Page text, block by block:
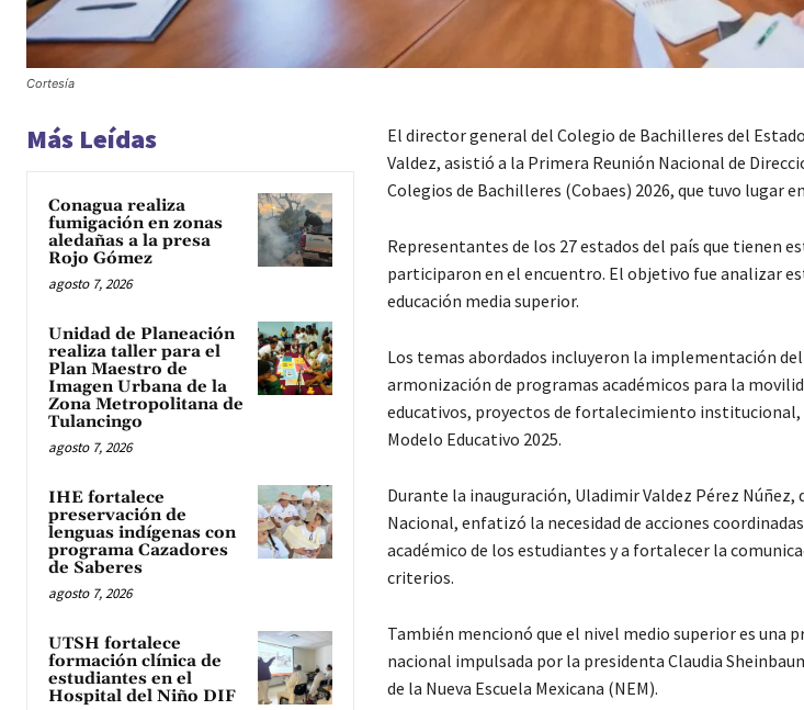
Cortesía
Más Leídas
Conagua realiza
fumigación en zonas
aledañas a la presa
Rojo Gómez
agosto 7, 2026
Unidad de Planeación
realiza taller para el
Plan Maestro de
Imagen Urbana de la
Zona Metropolitana de
Tulancingo
agosto 7, 2026
IHE fortalece
preservación de
lenguas indígenas con
programa Cazadores
de Saberes
agosto 7, 2026
UTSH fortalece
formación clínica de
estudiantes en el
Hospital del Niño DIF
El director general del Colegio de Bachilleres del
Valdez, asistió a la Primera Reunión Nacional de
Colegios de Bachilleres (Cobaes) 2026, que tuvo lugar
Representantes de los 27 estados del país que tienen
participaron en el encuentro. El objetivo fue analizar
educación media superior.
Los temas abordados incluyeron la implementación
armonización de programas académicos para la
educativos, proyectos de fortalecimiento institucional,
Modelo Educativo 2025.
Durante la inauguración, Uladimir Valdez Pérez
Nacional, enfatizó la necesidad de acciones
académico de los estudiantes y a fortalecer la
criterios.
También mencionó que el nivel medio superior es una
nacional impulsada por la presidenta Claudia
de la Nueva Escuela Mexicana (NEM).